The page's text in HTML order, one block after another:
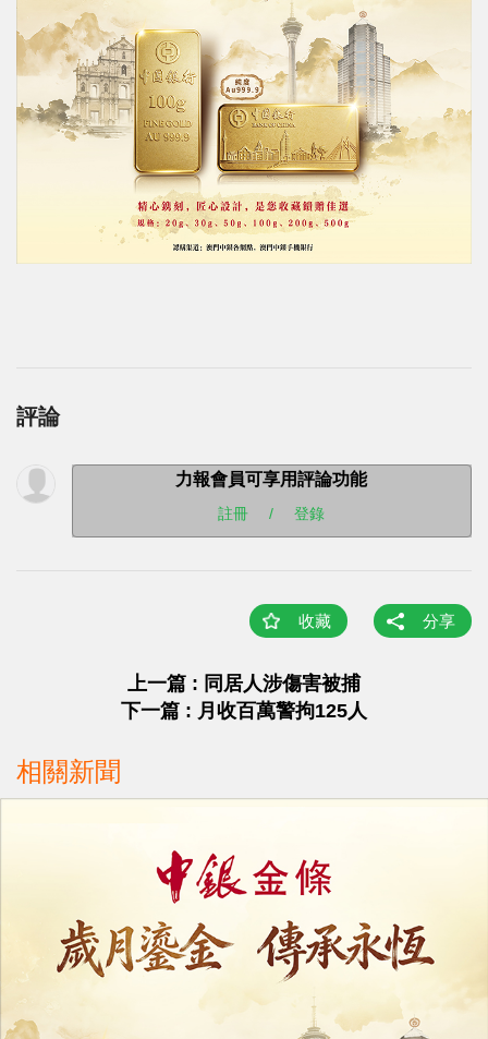
評論
力報會員可享用評論功能
註冊 / 登錄
收藏 分享
上一篇 : 同居人涉傷害被捕
下一篇 : 月收百萬警拘125人
相關新聞